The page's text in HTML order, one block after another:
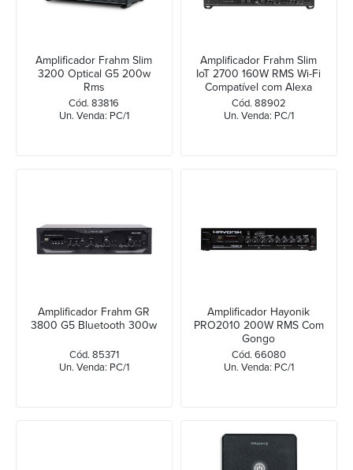
Amplificador Frahm Slim
3200 Optical G5 200w
Rms
Cód. 83816
Un. Venda: PC/1
Amplificador Frahm Slim
IoT 2700 160W RMS Wi-Fi
Compatível com Alexa
Cód. 88902
Un. Venda: PC/1
Amplificador Frahm GR
3800 G5 Bluetooth 300w
Cód. 85371
Un. Venda: PC/1
Amplificador Hayonik
PRO2010 200W RMS Com
Gongo
Cód. 66080
Un. Venda: PC/1